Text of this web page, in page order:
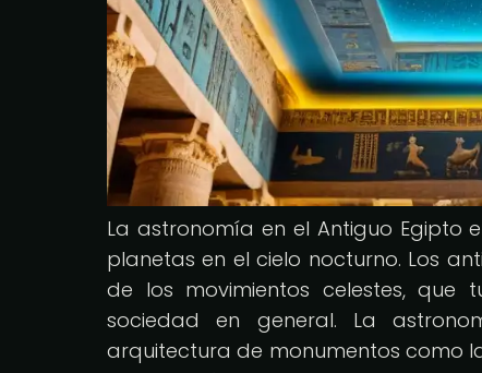
La astronomía en el Antiguo Egipto
planetas en el cielo nocturno. Los
de los movimientos celestes, que
sociedad en general. La
arquitectura de monumentos como